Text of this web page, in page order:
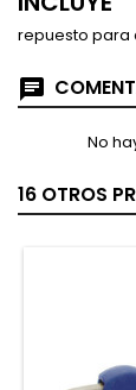
repuesto para
No
16 OTROS